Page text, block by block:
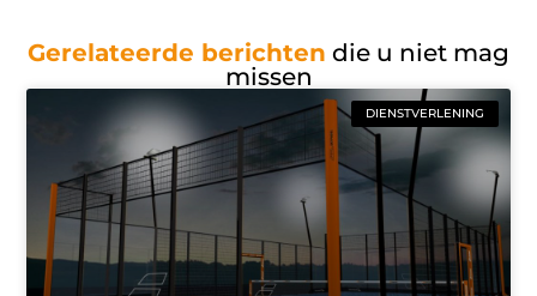
Gerelateerde berichten die u niet mag
missen
DIENSTVERLENING